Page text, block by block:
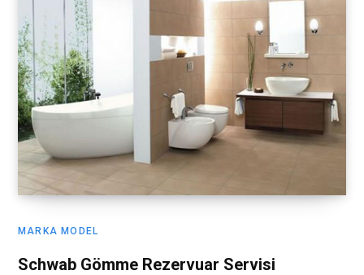
MARKA MODEL
Schwab Gömme Rezervuar Servisi